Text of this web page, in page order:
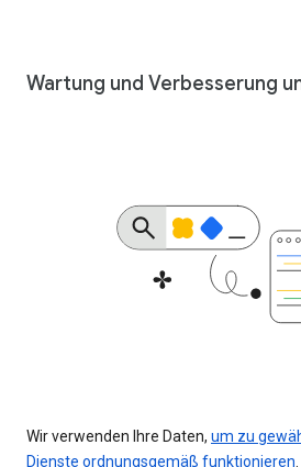
Wartung und Verbesserung
Wir verwenden Ihre Daten, um zu
Dienste ordnungsgemäß funktionieren